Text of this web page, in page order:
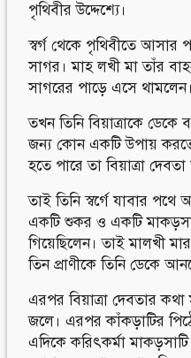
পৃথিবীর উদ্দেশ্যে।
স্বর্গ থেকে পৃথিবীতে
সাগর। মাহ লখী মা তাঁর
সাগরের পাড়ে এসে থামলেন।
তখন তিনি বিয়াত্রাকে
জন্য কোন একটি উপায় করতে
হতে পারে তা বিয়াত্রা
তাই তিনি স্বর্গে যাবার
একটি শুকর ও একটি
গিয়েছিলেন। তাই মালখী
তিন প্রাণীকে তিনি ডেকে
এরপর বিয়াত্রা দেবতার
জলে। এরপর কাঁকড়াটির
এদিকে করিৎকর্মা